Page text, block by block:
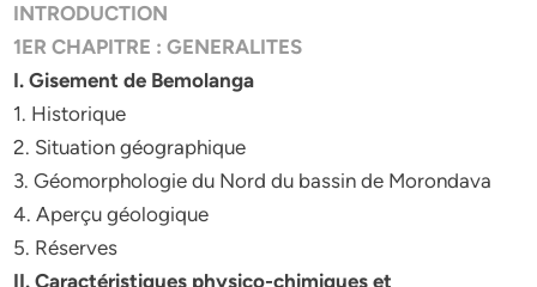
INTRODUCTION
1ER CHAPITRE : GENERALITES
I. Gisement de Bemolanga
1. Historique
2. Situation géographique
3. Géomorphologie du Nord du bassin de Morondava
4. Aperçu géologique
5. Réserves
II. Caractéristiques physico-chimiques et